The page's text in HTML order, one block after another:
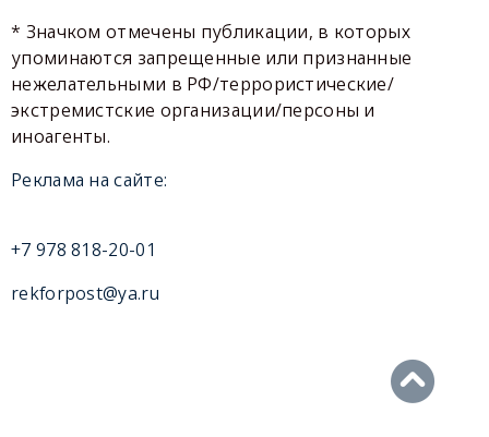
* Значком отмечены публикации, в которых
упоминаются запрещенные или признанные
нежелательными в РФ/террористические/
экстремистские организации/персоны и
иноагенты.
Реклама на сайте:
+7 978 818-20-01
rekforpost@ya.ru